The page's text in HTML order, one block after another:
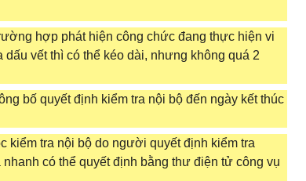
hợp phát hiện công chức đang thực hiện vi
vết thì có thể kéo dài, nhưng không quá 2
bố quyết định kiểm tra nội bộ đến ngày kết thúc
kiểm tra nội bộ do người quyết định kiểm tra
có thể quyết định bằng thư điện tử công vụ